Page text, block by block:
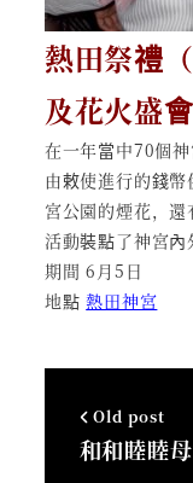
熱田祭禮
及花火盛
在一年當中70個
由敕使進行的錢
宮公園的煙花，
活動裝點了神宮內
期間 6月5日
地點熱田神宮
Old post
和和睦睦